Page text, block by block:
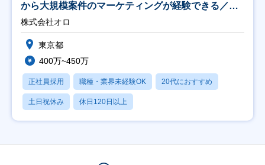
から大規模案件のマーケティングが経験できる／研
修充実】
株式会社オロ
東京都
400万~450万
正社員採用 職種・業界未経験OK 20代におすすめ
土日祝休み 休日120日以上